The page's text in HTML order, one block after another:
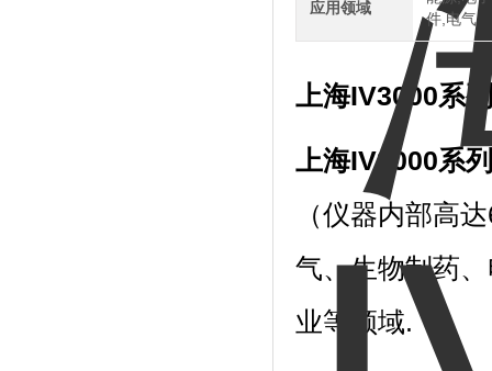
应用领域
件,电气
上海IV3000系
上海IV3000系
（仪器内部高
气、生物制药
业等领域.